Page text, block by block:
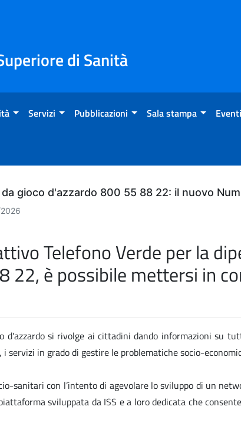
di Sanità
Servizi Pubblicazioni Sala stampa Eventi
gioco d'azzardo 800 55 88 22: il nuovo
Telefono Verde per la
22, è possibile mettersi in
d'azzardo si rivolge ai cittadini dando informazioni
servizi in grado di gestire le problematiche socio-
sanitari con l’intento di agevolare lo sviluppo di un
sviluppata da ISS e a loro dedicata che